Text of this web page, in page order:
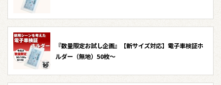
『数量限定お試し企画』【新サイズ対応】電子車検証ホ
ルダー（無地）50枚～